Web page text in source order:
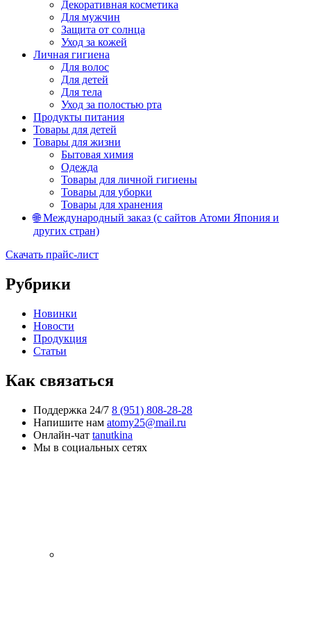
Декоративная косметика
Для мужчин
Защита от солнца
Уход за кожей
Личная гигиена
Для волос
Для детей
Для тела
Уход за полостью рта
Продукты питания
Товары для детей
Товары для жизни
Бытовая химия
Одежда
Товары для личной гигиены
Товары для уборки
Товары для хранения
🌐 Международный заказ (с сайтов Атоми Япония и
других стран)
Скачать прайс-лист
Рубрики
Новинки
Новости
Продукция
Статьи
Как связаться
Поддержка 24/7 8 (951) 808-28-28
Напишите нам atomy25@mail.ru
Онлайн-чат tanutkina
Мы в социальных сетях